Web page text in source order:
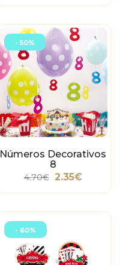
- 50%
Números Decorativos
8
4.70€ 2.35€
- 60%